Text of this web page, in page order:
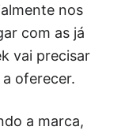
nos
com as já
vai precisar
oferecer.
a marca,